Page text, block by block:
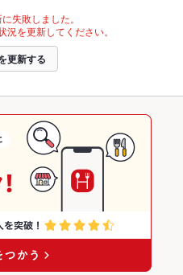
失敗しました。
を更新してください。
更新する